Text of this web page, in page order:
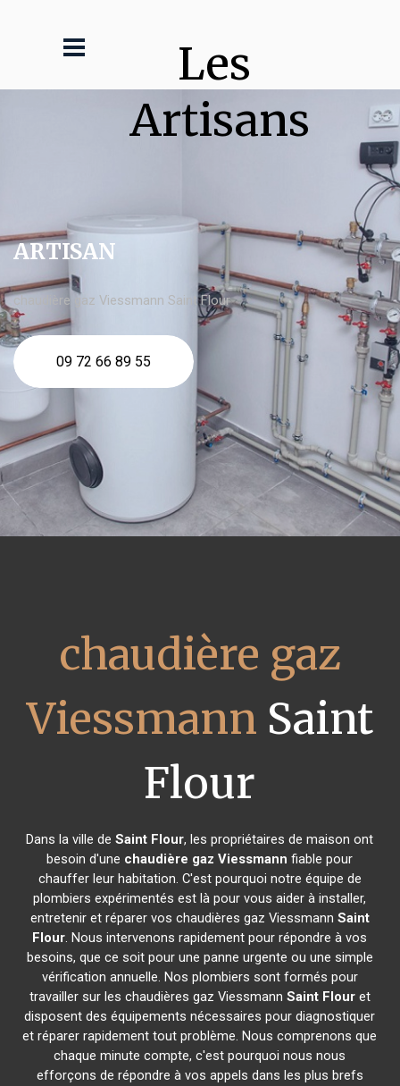
Les
Artisans
ARTISAN
chaudière gaz Viessmann Saint Flour
09 72 66 89 55
chaudière gaz
Viessmann Saint
Flour
Dans la ville deSaint Flour, les propriétaires de maison ont
besoin d'une chaudière gaz Viessmann fiable pour
chauffer leur habitation. C'est pourquoi notre équipe de
plombiers expérimentés est là pour vous aider à installer,
entretenir et réparer vos chaudières gaz Viessmann Saint
Flour. Nous intervenons rapidement pour répondre à vos
besoins, que ce soit pour une panne urgente ou une simple
vérification annuelle. Nos plombiers sont formés pour
travailler sur les chaudières gaz Viessmann Saint Flouret
disposent des équipements nécessaires pour diagnostiquer
et réparer rapidement tout problème. Nous comprenons que
chaque minute compte, c'est pourquoi nous nous
efforçons de répondre à vos appels dans les plus brefs